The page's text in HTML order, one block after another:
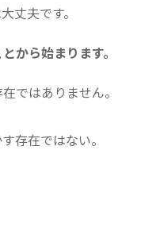
丈夫です。
から始まります。
ではありません。
存在ではない。